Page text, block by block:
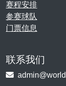
赛程安排
参赛球队
门票信息
联系我们